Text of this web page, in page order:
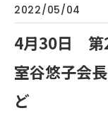
2022/05/04
4月30日 第
室谷悠子会
ど